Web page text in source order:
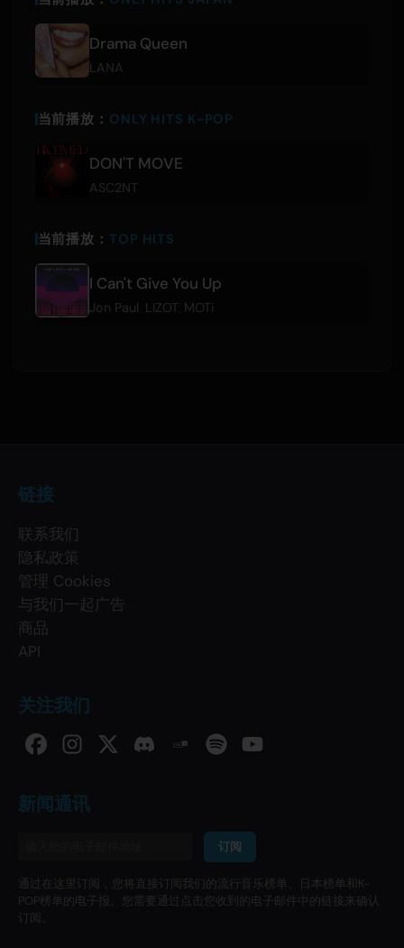
Drama Queen
LANA
当前播放： ONLY HITS K-POP
DON'T MOVE
ASC2NT
当前播放： TOP HITS
I Can't Give You Up
Jon Paul LIZOT, MOTi
链接
联系我们
隐私政策
管理 Cookies
与我们一起广告
商品
API
关注我们
新闻通讯
订阅
通过在这里订阅，您将直接订阅我们的流行音乐榜单、日本榜单和K-
POP榜单的电子报。您需要通过点击您收到的电子邮件中的链接来确认
订阅。